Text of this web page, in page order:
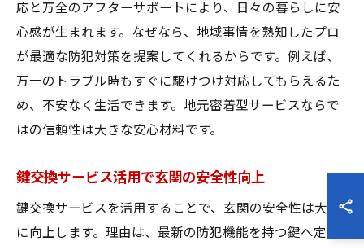
応と万全のアフターサポートにより、日々の暮らしに安
心感が生まれます。なぜなら、地域事情を熟知したプロ
が最適な防犯対策を提案してくれるからです。例えば、
万一のトラブル時もすぐに駆けつけ対応してもらえるた
め、不安なく生活できます。地元密着型サービスならで
はの信頼性は大きな安心材料です。
鍵交換サービス活用で玄関の安全性向上
鍵交換サービスを活用することで、玄関の安全性は大幅
に向上します。理由は、最新の防犯機能を持つ鍵へ定期